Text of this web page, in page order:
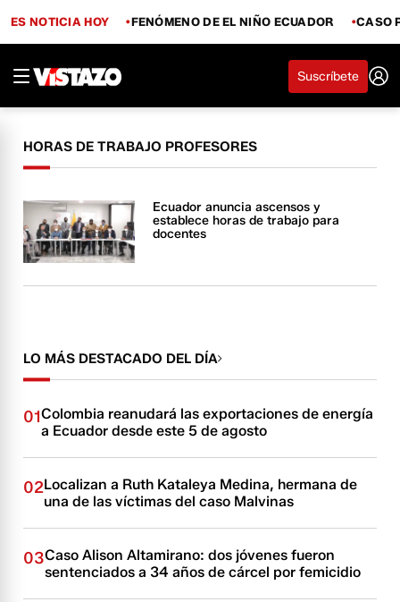
ES NOTICIA HOY FENÓMENO DE EL NIÑO ECUADOR CASO
Suscríbete
HORAS DE TRABAJO PROFESORES
Ecuador anuncia ascensos y
establece horas de trabajo para
docentes
LO MÁS DESTACADO DEL DÍA
01Colombia reanudará las exportaciones de energía
a Ecuador desde este 5 de agosto
02Localizan a Ruth Kataleya Medina, hermana de
una de las víctimas del caso Malvinas
03Caso Alison Altamirano: dos jóvenes fueron
sentenciados a 34 años de cárcel por femicidio